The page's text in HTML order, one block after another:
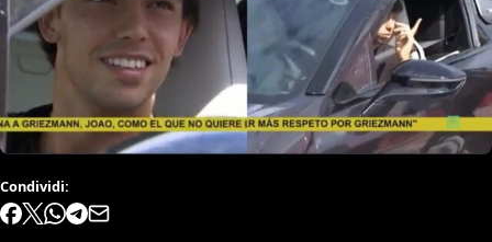
Condividi: